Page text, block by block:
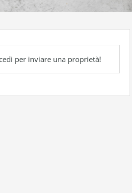
per inviare una proprietà!